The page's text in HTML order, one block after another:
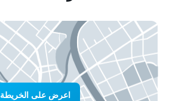
اعرض على الخريطة